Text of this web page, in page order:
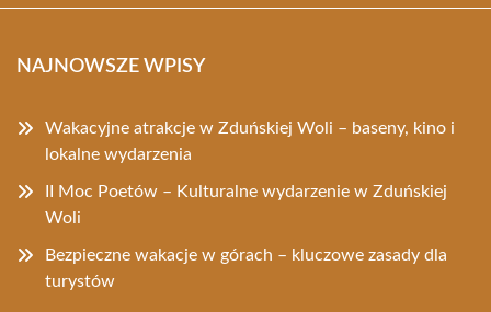
NAJNOWSZE WPISY
Wakacyjne atrakcje w Zduńskiej Woli – baseny, kino i
lokalne wydarzenia
II Moc Poetów – Kulturalne wydarzenie w Zduńskiej
Woli
Bezpieczne wakacje w górach – kluczowe zasady dla
turystów